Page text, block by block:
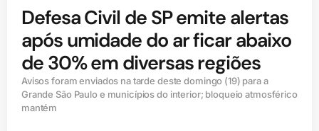
Defesa Civil de SP emite alertas
após umidade do ar ficar abaixo
de 30% em diversas regiões
Avisos foram enviados na tarde deste domingo (19) para a
Grande São Paulo e municípios do interior; bloqueio atmosférico
mantém